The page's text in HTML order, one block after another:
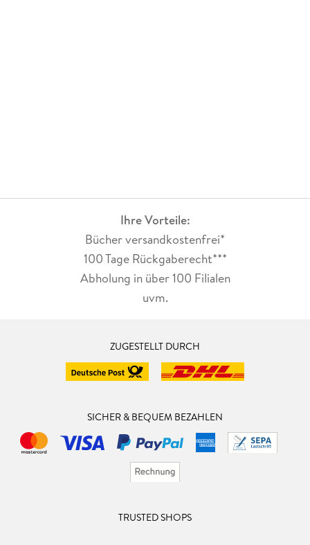
Ihre Vorteile:
Bücher versandkostenfrei*
100 Tage Rückgaberecht***
Abholung in über 100 Filialen
uvm.
ZUGESTELLT DURCH
SICHER & BEQUEM BEZAHLEN
TRUSTED SHOPS